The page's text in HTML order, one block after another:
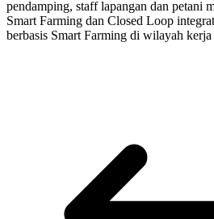
pendamping, staff lapangan dan petani
Smart Farming dan Closed Loop
berbasis Smart Farming di wilayah